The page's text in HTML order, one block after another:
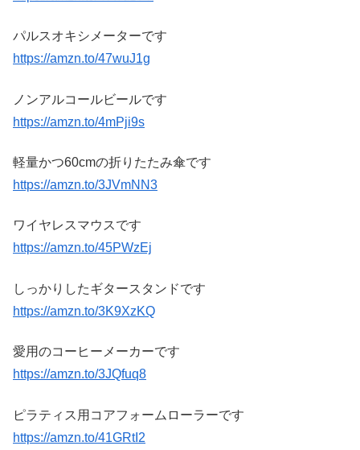
パルスオキシメーターです
https://amzn.to/47wuJ1g
ノンアルコールビールです
https://amzn.to/4mPji9s
軽量かつ60cmの折りたたみ傘です
https://amzn.to/3JVmNN3
ワイヤレスマウスです
https://amzn.to/45PWzEj
しっかりしたギタースタンドです
https://amzn.to/3K9XzKQ
愛用のコーヒーメーカーです
https://amzn.to/3JQfuq8
ピラティス用コアフォームローラーです
https://amzn.to/41GRtI2